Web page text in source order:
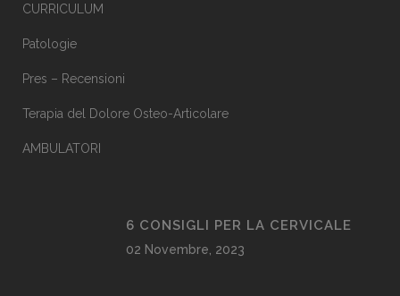
CURRICULUM
Patologie
Pres – Recensioni
Terapia del Dolore Osteo-Articolare
AMBULATORI
6 CONSIGLI PER LA CERVICALE
02 Novembre, 2023